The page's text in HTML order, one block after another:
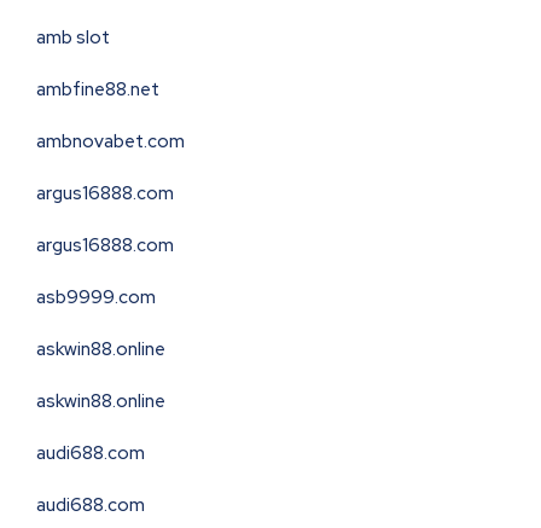
amb slot
ambfine88.net
ambnovabet.com
argus16888.com
argus16888.com
asb9999.com
askwin88.online
askwin88.online
audi688.com
audi688.com